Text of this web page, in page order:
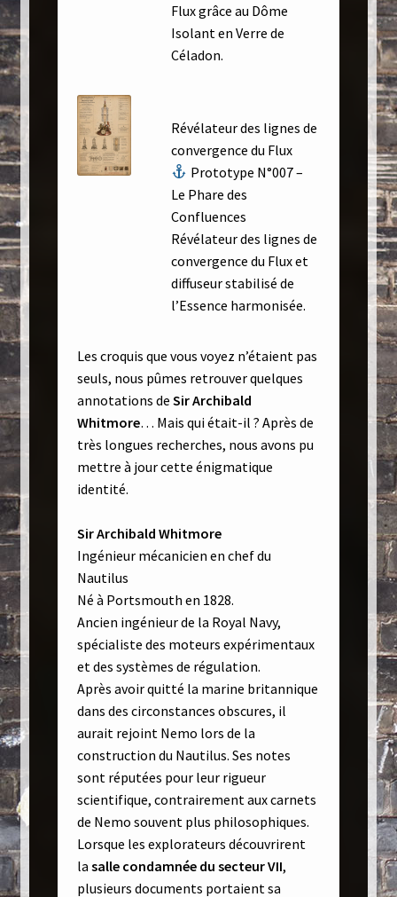
Flux grâce au Dôme
Isolant en Verre de
Céladon.
Révélateur des lignes de
convergence du Flux
Prototype N°007 –
Le Phare des
Confluences
Révélateur des lignes de
convergence du Flux et
diffuseur stabilisé de
l’Essence harmonisée.
Les croquis que vous voyez n’étaient pas
seuls, nous pûmes retrouver quelques
annotations deSir Archibald
Whitmore… Mais qui était-il ? Après de
très longues recherches, nous avons pu
mettre à jour cette énigmatique
identité.
Sir Archibald Whitmore
Ingénieur mécanicien en chef du
Nautilus
Né à Portsmouth en 1828.
Ancien ingénieur de la Royal Navy,
spécialiste des moteurs expérimentaux
et des systèmes de régulation.
Après avoir quitté la marine britannique
dans des circonstances obscures, il
aurait rejoint Nemo lors de la
construction du Nautilus. Ses notes
sont réputées pour leur rigueur
scientifique, contrairement aux carnets
de Nemo souvent plus philosophiques.
Lorsque les explorateurs découvrirent
lasalle condamnée du secteur VII,
plusieurs documents portaient sa